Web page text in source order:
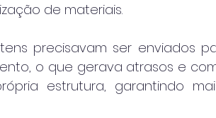
de materiais.
precisavam ser enviados
o que gerava atrasos e
estrutura, garantindo